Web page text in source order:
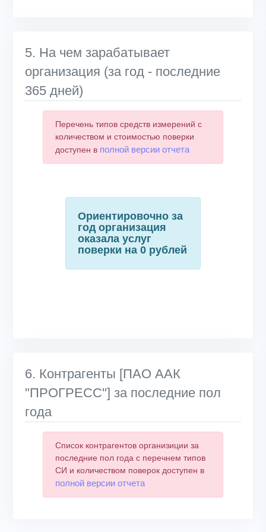
5. На чем зарабатывает
организация (за год - последние
365 дней)
Перечень типов средств измерений с
количеством и стоимостью поверки
доступен в полной версии отчета
Ориентировочно за
год организация
оказала услуг
поверки на 0 рублей
6. Контрагенты [ПАО ААК
"ПРОГРЕСС"] за последние пол
года
Список контрагентов организиции за
последние пол года с перечнем типов
СИ и количеством поверок доступен в
полной версии отчета